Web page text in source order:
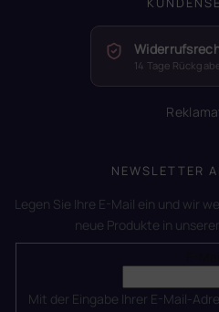
14 Tage
NEWSLETTER
Legen Sie Ihre E-Mail ein und wir
neue Produkte in
Mit der Eingabe Ihrer E-Mail-